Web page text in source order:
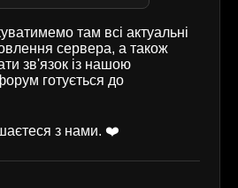
там всі актуальні
сервера, а також
зв'язок із нашою
готується до
з нами. ❤️